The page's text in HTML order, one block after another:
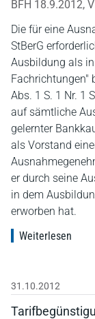
BFH 18.9.2012,
Die für eine
StBerG
Ausbildung als
Fachrichtungen"
Abs. 1 S. 1 Nr. 1
auf sämtliche
gelernter
als Vorstand
er durch seine
in dem
erworben hat.
Weiterlesen
31.10.2012